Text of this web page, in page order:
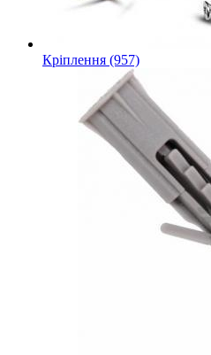
Кріплення (957)